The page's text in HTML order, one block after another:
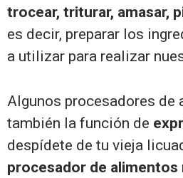
trocear, triturar, amasar,
es decir, preparar los
a utilizar para realizar
Algunos procesadores de
también la función de
despídete de tu vieja
procesador de alimentos